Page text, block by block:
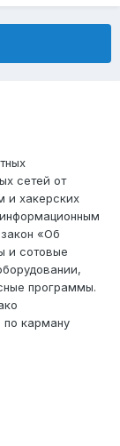
сетей от
и хакерских
«Об
и сотовые
программы.
по карману